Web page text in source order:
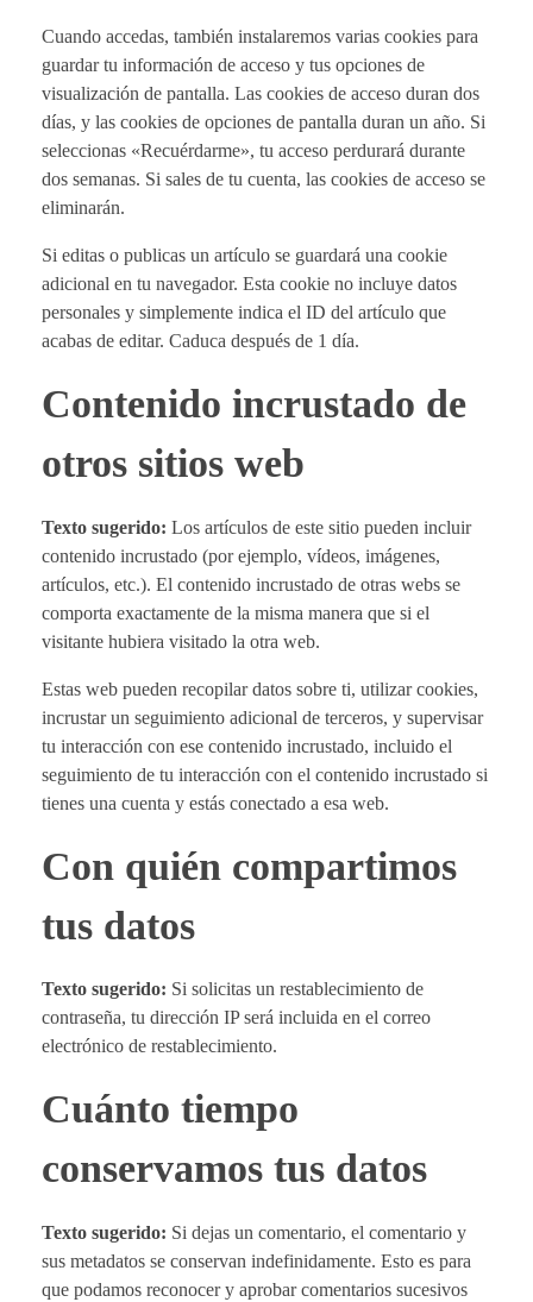
Cuando accedas, también instalaremos varias cookies para
guardar tu información de acceso y tus opciones de
visualización de pantalla. Las cookies de acceso duran dos
días, y las cookies de opciones de pantalla duran un año. Si
seleccionas «Recuérdarme», tu acceso perdurará durante
dos semanas. Si sales de tu cuenta, las cookies de acceso se
eliminarán.
Si editas o publicas un artículo se guardará una cookie
adicional en tu navegador. Esta cookie no incluye datos
personales y simplemente indica el ID del artículo que
acabas de editar. Caduca después de 1 día.
Contenido incrustado de
otros sitios web
Texto sugerido: Los artículos de este sitio pueden incluir
contenido incrustado (por ejemplo, vídeos, imágenes,
artículos, etc.). El contenido incrustado de otras webs se
comporta exactamente de la misma manera que si el
visitante hubiera visitado la otra web.
Estas web pueden recopilar datos sobre ti, utilizar cookies,
incrustar un seguimiento adicional de terceros, y supervisar
tu interacción con ese contenido incrustado, incluido el
seguimiento de tu interacción con el contenido incrustado si
tienes una cuenta y estás conectado a esa web.
Con quién compartimos
tus datos
Texto sugerido: Si solicitas un restablecimiento de
contraseña, tu dirección IP será incluida en el correo
electrónico de restablecimiento.
Cuánto tiempo
conservamos tus datos
Texto sugerido: Si dejas un comentario, el comentario y
sus metadatos se conservan indefinidamente. Esto es para
que podamos reconocer y aprobar comentarios sucesivos